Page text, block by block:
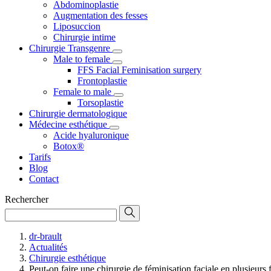
Abdominoplastie
Augmentation des fesses
Liposuccion
Chirurgie intime
Chirurgie Transgenre
Male to female
FFS Facial Feminisation surgery
Frontoplastie
Female to male
Torsoplastie
Chirurgie dermatologique
Médecine esthétique
Acide hyaluronique
Botox®
Tarifs
Blog
Contact
Rechercher
dr-brault
Actualités
Chirurgie esthétique
Peut-on faire une chirurgie de féminisation faciale en plusieurs